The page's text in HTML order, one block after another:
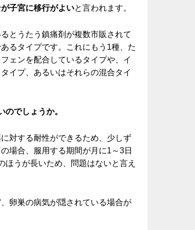
子宮に移行がよいと言われます。
とうたう鎮痛剤が複数市販されて
るタイプです。これにもう1種、た
ェンを配合しているタイプや、イ
イプ、あるいはそれらの混合タイ
のでしょうか。
対する耐性ができるため、少しず
場合、服用する期間が月に1～3日
うが長いため、問題はないと言え
卵巣の病気が隠されている場合が